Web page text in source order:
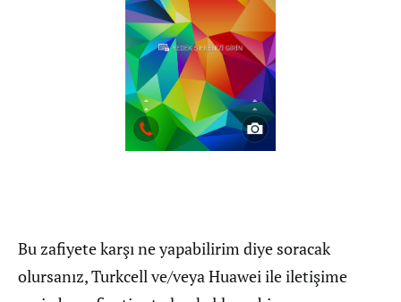
Bu zafiyete karşı ne yapabilirim diye soracak
olursanız, Turkcell ve/veya Huawei ile iletişime